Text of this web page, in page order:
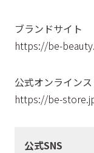
ブランドサイト
https://be-
公式オンライン
https://be-
公式SNS